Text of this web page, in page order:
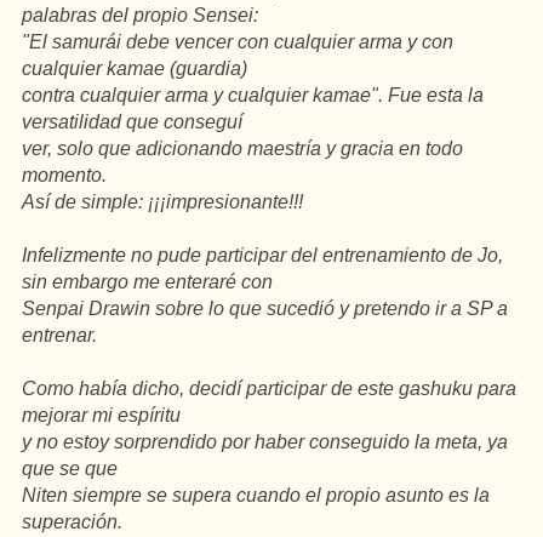
palabras del propio Sensei:
"El samurái debe vencer con cualquier arma y con
cualquier kamae (guardia)
contra cualquier arma y cualquier kamae". Fue esta la
versatilidad que conseguí
ver, solo que adicionando maestría y gracia en todo
momento.
Así de simple: ¡¡¡impresionante!!!
Infelizmente no pude participar del entrenamiento de Jo,
sin embargo me enteraré con
Senpai Drawin sobre lo que sucedió y pretendo ir a SP a
entrenar.
Como había dicho, decidí participar de este gashuku para
mejorar mi espíritu
y no estoy sorprendido por haber conseguido la meta, ya
que se que
Niten siempre se supera cuando el propio asunto es la
superación.